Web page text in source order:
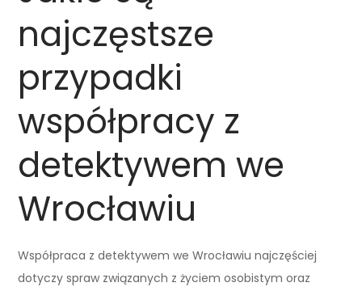
najczęstsze
przypadki
współpracy z
detektywem we
Wrocławiu
Współpraca z detektywem we Wrocławiu najczęściej
dotyczy spraw związanych z życiem osobistym oraz